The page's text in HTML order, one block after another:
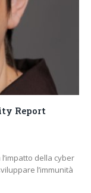
Report
della cyber
l’immunità